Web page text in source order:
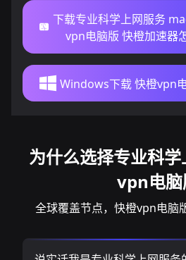
下载专业科学上网服务
vpn电脑版 快橙加速器
Windows下载 快橙vpn
为什么选择专业科
vpn电脑
全球覆盖节点，快橙vpn电脑